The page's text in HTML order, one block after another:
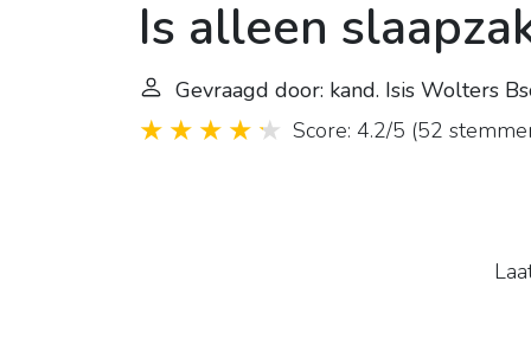
Is alleen
Gevraagd door: kand. Isis Wolters
Score: 4.2/5 (52